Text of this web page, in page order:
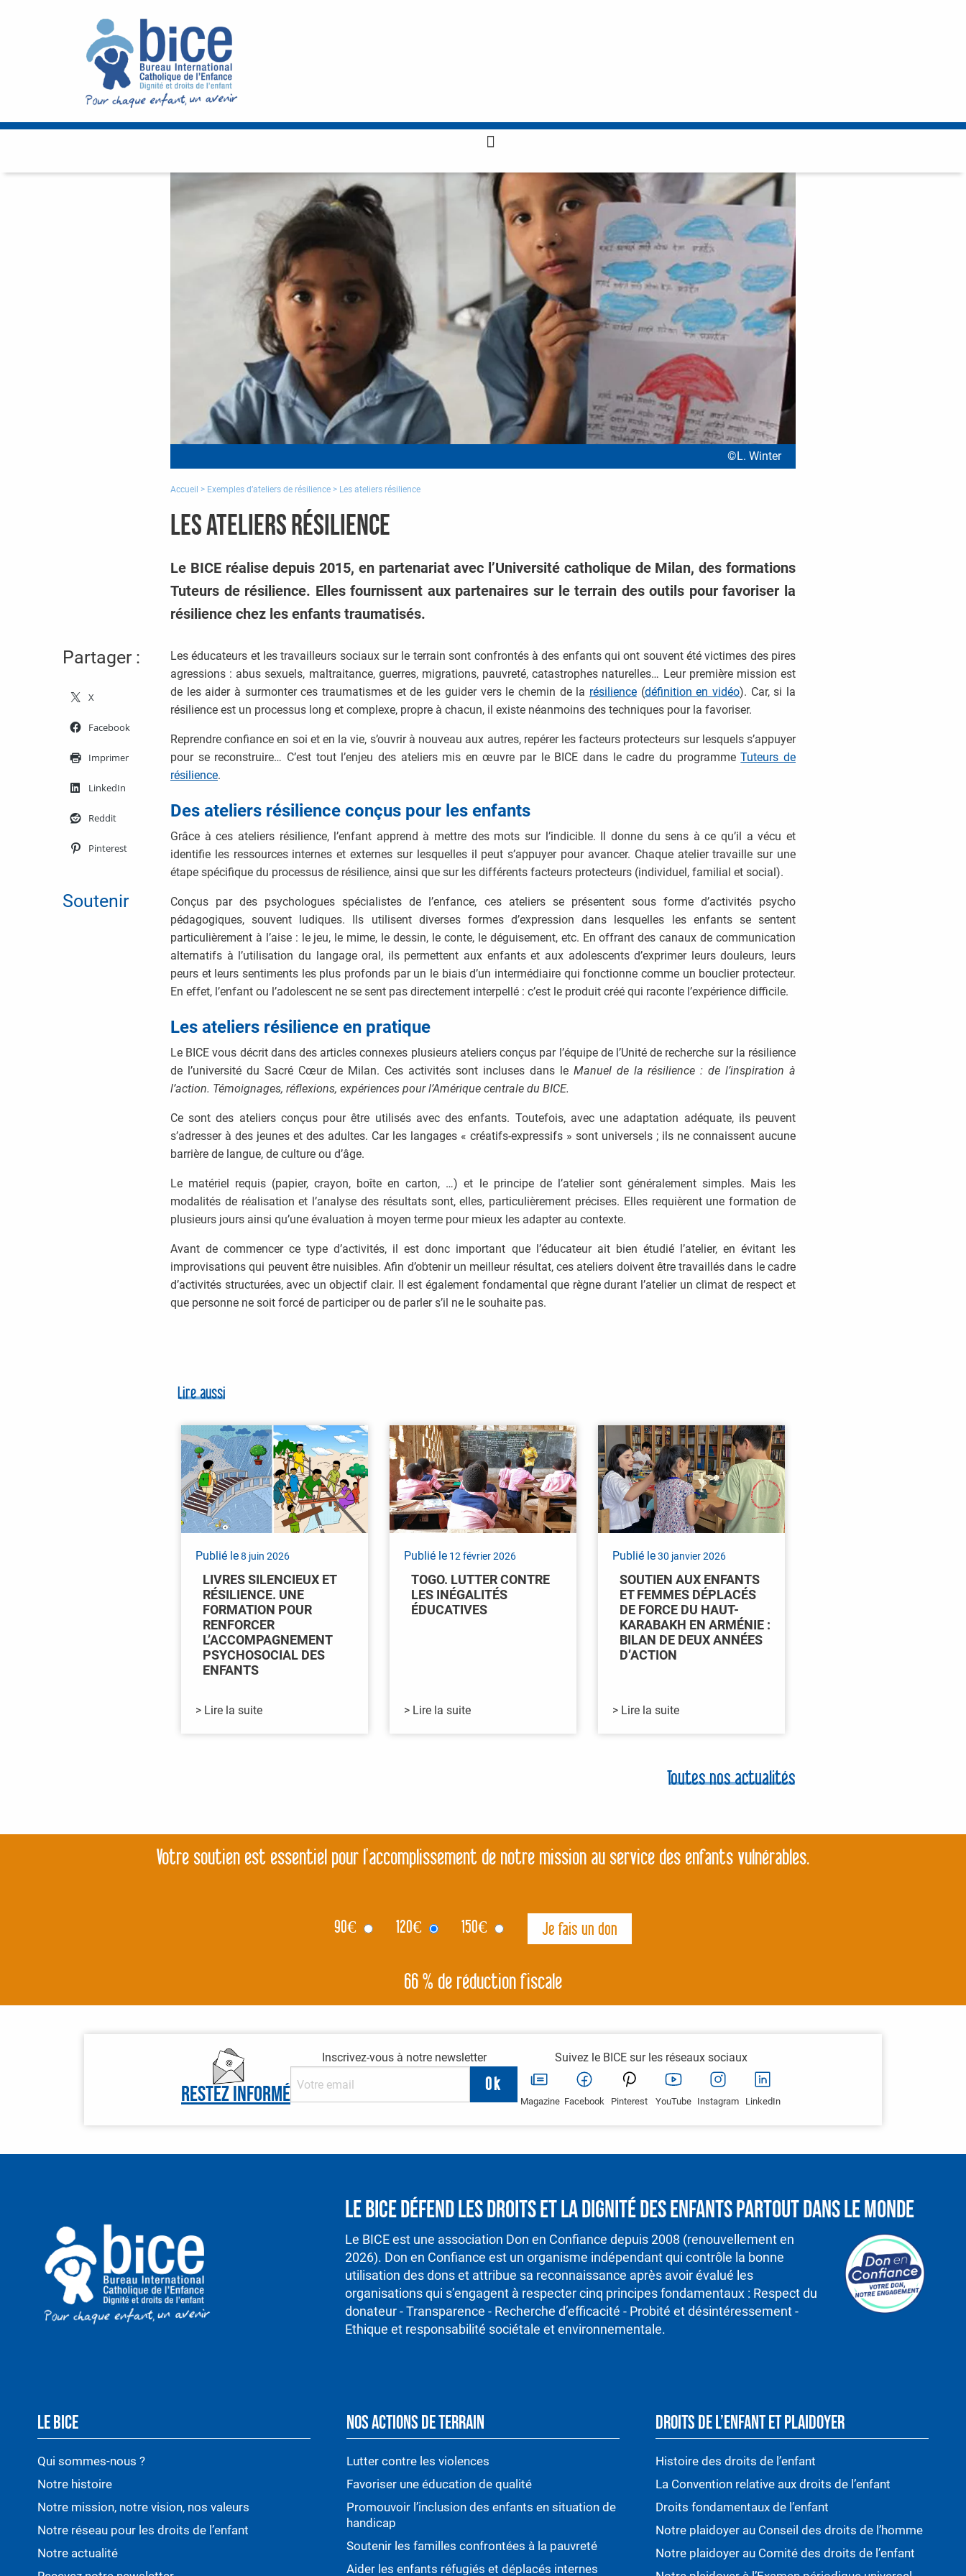
©L. Winter
Accueil > Exemples d’ateliers de résilience > Les ateliers résilience
Les ateliers résilience
Le BICE réalise depuis 2015, en partenariat avec l’Université catholique de Milan, des formations
Tuteurs de résilience. Elles fournissent aux partenaires sur le terrain des outils pour favoriser la
résilience chez les enfants traumatisés.
Partager :
X
Facebook
Imprimer
LinkedIn
Reddit
Pinterest
Soutenir
Les éducateurs et les travailleurs sociaux sur le terrain sont confrontés à des enfants qui ont souvent été victimes des pires
agressions : abus sexuels, maltraitance, guerres, migrations, pauvreté, catastrophes naturelles… Leur première mission est
de les aider à surmonter ces traumatismes et de les guider vers le chemin de la résilience(définition en vidéo). Car, si la
résilience est un processus long et complexe, propre à chacun, il existe néanmoins des techniques pour la favoriser.
Reprendre confiance en soi et en la vie, s’ouvrir à nouveau aux autres, repérer les facteurs protecteurs sur lesquels s’appuyer
pour se reconstruire… C’est tout l’enjeu des ateliers mis en œuvre par le BICE dans le cadre du programmeTuteurs de
résilience.
Des ateliers résilience conçus pour les enfants
Grâce à ces ateliers résilience, l’enfant apprend à mettre des mots sur l’indicible. Il donne du sens à ce qu’il a vécu et
identifie les ressources internes et externes sur lesquelles il peut s’appuyer pour avancer. Chaque atelier travaille sur une
étape spécifique du processus de résilience, ainsi que sur les différents facteurs protecteurs (individuel, familial et social).
Conçus par des psychologues spécialistes de l’enfance, ces ateliers se présentent sous forme d’activités psycho
pédagogiques, souvent ludiques. Ils utilisent diverses formes d’expression dans lesquelles les enfants se sentent
particulièrement à l’aise : le jeu, le mime, le dessin, le conte, le déguisement, etc. En offrant des canaux de communication
alternatifs à l’utilisation du langage oral, ils permettent aux enfants et aux adolescents d’exprimer leurs douleurs, leurs
peurs et leurs sentiments les plus profonds par un le biais d’un intermédiaire qui fonctionne comme un bouclier protecteur.
En effet, l’enfant ou l’adolescent ne se sent pas directement interpellé : c’est le produit créé qui raconte l’expérience difficile.
Les ateliers résilience en pratique
Le BICE vous décrit dans des articles connexes plusieurs ateliers conçus par l’équipe de l’Unité de recherche sur la résilience
de l’université du Sacré Cœur de Milan. Ces activités sont incluses dans le Manuel de la résilience : de l’inspiration à
l’action. Témoignages, réflexions, expériences pour l’Amérique centrale du BICE.
Ce sont des ateliers conçus pour être utilisés avec des enfants. Toutefois, avec une adaptation adéquate, ils peuvent
s’adresser à des jeunes et des adultes. Car les langages « créatifs-expressifs » sont universels ; ils ne connaissent aucune
barrière de langue, de culture ou d’âge.
Le matériel requis (papier, crayon, boîte en carton, …) et le principe de l’atelier sont généralement simples. Mais les
modalités de réalisation et l’analyse des résultats sont, elles, particulièrement précises. Elles requièrent une formation de
plusieurs jours ainsi qu’une évaluation à moyen terme pour mieux les adapter au contexte.
Avant de commencer ce type d’activités, il est donc important que l’éducateur ait bien étudié l’atelier, en évitant les
improvisations qui peuvent être nuisibles. Afin d’obtenir un meilleur résultat, ces ateliers doivent être travaillés dans le cadre
d’activités structurées, avec un objectif clair. Il est également fondamental que règne durant l’atelier un climat de respect et
que personne ne soit forcé de participer ou de parler s’il ne le souhaite pas.
Lire aussi
Publié le8 juin 2026
LIVRES SILENCIEUX ET
RÉSILIENCE. UNE
FORMATION POUR
RENFORCER
L’ACCOMPAGNEMENT
PSYCHOSOCIAL DES
ENFANTS
> Lire la suite
Publié le12 février 2026
TOGO. LUTTER CONTRE
LES INÉGALITÉS
ÉDUCATIVES
> Lire la suite
Publié le30 janvier 2026
SOUTIEN AUX ENFANTS
ET FEMMES DÉPLACÉS
DE FORCE DU HAUT-
KARABAKH EN ARMÉNIE :
BILAN DE DEUX ANNÉES
D’ACTION
> Lire la suite
Toutes nos actualités
Votre soutien est essentiel pour l’accomplissement de notre mission au service des enfants vulnérables.
90€ 120€ 150€
66 % de réduction fiscale
Restez informé
Inscrivez-vous à notre newsletter Suivez le BICE sur les réseaux sociaux
Magazine Facebook Pinterest YouTube Instagram LinkedIn
Le BICE défend les droits et la dignité des enfants partout dans le monde
Le BICE est une association Don en Confiance depuis 2008 (renouvellement en
2026). Don en Confiance est un organisme indépendant qui contrôle la bonne
utilisation des dons et attribue sa reconnaissance après avoir évalué les
organisations qui s’engagent à respecter cinq principes fondamentaux : Respect du
donateur - Transparence - Recherche d’efficacité - Probité et désintéressement -
Ethique et responsabilité sociétale et environnementale.
LE BICE
Qui sommes-nous ?
Notre histoire
Notre mission, notre vision, nos valeurs
Notre réseau pour les droits de l’enfant
Notre actualité
NOS ACTIONS DE TERRAIN
Lutter contre les violences
Favoriser une éducation de qualité
Promouvoir l’inclusion des enfants en situation de
handicap
Soutenir les familles confrontées à la pauvreté
Aider les enfants réfugiés et déplacés internes
DROITS DE L’ENFANT ET PLAIDOYER
Histoire des droits de l’enfant
La Convention relative aux droits de l’enfant
Droits fondamentaux de l’enfant
Notre plaidoyer au Conseil des droits de l’homme
Notre plaidoyer au Comité des droits de l’enfant